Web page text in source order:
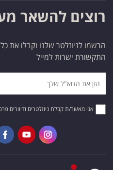
רוצים להשאר
הרשמו לניוזלטר שלנו וקבלו את
התקשורת ישרות למייל
אני מאשר/ת קבלת ניוזלטרים ודיוורים